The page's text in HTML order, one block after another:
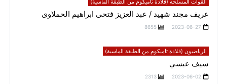
القوات المسلحه (قلادة تاميكوم من الطبقة الماسية)
عريف مجند شهيد / عبد العزيز فتحى ابراهيم الحملاوى
2023-06-27
8655
الرياضيون (قلادة تاميكوم من الطبقة الماسية)
سيف عيسي
2023-06-02
2313